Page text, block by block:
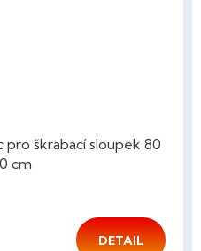
pro škrabací sloupek 80
cm
DETAIL